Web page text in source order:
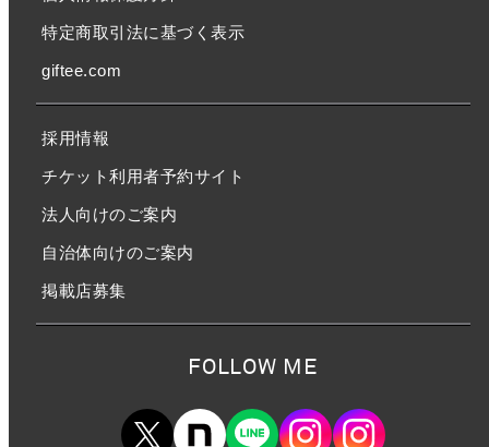
特定商取引法に基づく表示
giftee.com
採用情報
チケット利用者予約サイト
法人向けのご案内
自治体向けのご案内
掲載店募集
FOLLOW ME